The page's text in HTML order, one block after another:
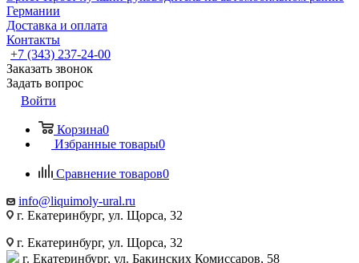
Германии
Доставка и оплата
Контакты
+7 (343) 237-24-00
Заказать звонок
Задать вопрос
Войти
Корзина0
Избранные товары0
Сравнение товаров0
info@liquimoly-ural.ru
г. Екатеринбург, ул. Щорса, 32
г. Екатеринбург, ул. Щорса, 32
г. Екатеринбург, ул. Бакинских Комиссаров, 58